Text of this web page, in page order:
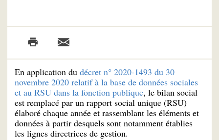
En application du décret n° 2020-1493 du 30
novembre 2020 relatif à la base de données sociales
et au RSU dans la fonction publique, le bilan social
est remplacé par un rapport social unique (RSU)
élaboré chaque année et rassemblant les éléments et
données à partir desquels sont notamment établies
les lignes directrices de gestion.